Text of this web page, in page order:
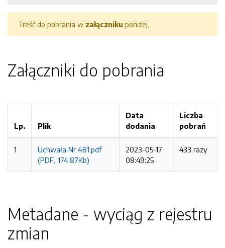
Treść do pobrania w załączniku poniżej.
Załączniki do pobrania
Lp. Plik
Data
dodania
Liczba
pobrań
1
Uchwała Nr 481.pdf
(PDF, 174.87Kb)
2023-05-17
08:49:25
433 razy
Metadane - wyciąg z rejestru
zmian